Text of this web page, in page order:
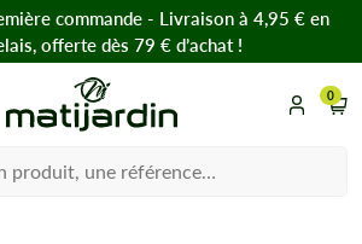
commande - Livraison à 4,95 € en
offerte dès 79 € d’achat !
0